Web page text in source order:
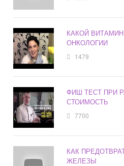
КАКОЙ
ОНКОЛОГИИ
1479
ФИШ ТЕСТ ПРИ
СТОИМОСТЬ
7700
КАК
ЖЕЛЕЗЫ